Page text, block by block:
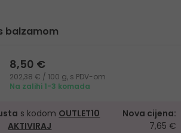
balzamom
8,50 €
202,38 € / 100 g, s PDV-om
Na zalihi 1-3 komada
s kodom OUTLET10
AKTIVIRAJ
Nova cijena:
7,65 €